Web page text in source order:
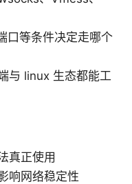
口等条件决定走哪个
与 linux 生态都能工
真正使用
响网络稳定性